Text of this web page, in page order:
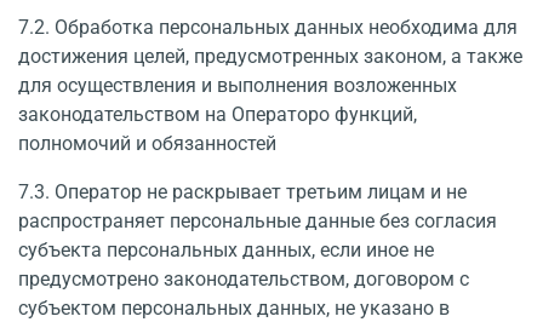
7.2. Обработка персональных данных необходима для
достижения целей, предусмотренных законом, а также
для осуществления и выполнения возложенных
законодательством на Операторо функций,
полномочий и обязанностей
7.3. Оператор не раскрывает третьим лицам и не
распространяет персональные дан­ные без согласия
субъекта персональных данных, если иное не
предусмотрено законода­тельством, договором с
субъектом персональных данных, не указано в